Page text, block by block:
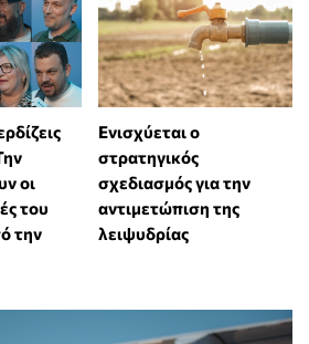
οι
του
την
Ενισχύεται ο
στρατηγικός
σχεδιασμός για την
αντιμετώπιση της
λειψυδρίας